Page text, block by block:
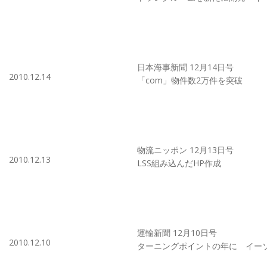
2010.12.14
日本海事新聞 12月14日号
「com」物件数2万件を突破
2010.12.13
物流ニッポン 12月13日号
LSS組み込んだHP作成
2010.12.10
運輸新聞 12月10日号
ターニングポイントの年に イー